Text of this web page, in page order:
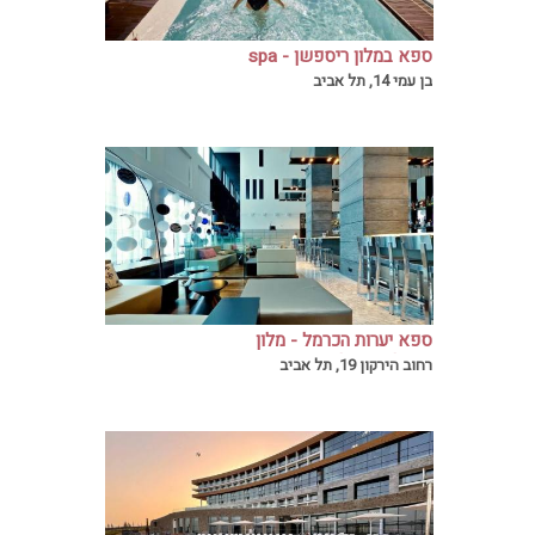
ספא במלון ריספשן - spa
in hotel reception
בן עמי 14, תל אביב
ספא יערות הכרמל - מלון
רויאל ביץ תל אביב
רחוב הירקון 19, תל אביב